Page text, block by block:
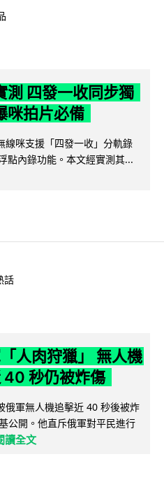
四發一收同步獨
咪拍片必備
咪支援「四發一收」分軌錄
點內錄功能。本文經實測其...
話
人肉狩獵」 無人機
40 秒仍被炸傷
俄軍無人機追擊近 40 秒後被炸
公開。他直斥俄軍對平民進行
讀全文